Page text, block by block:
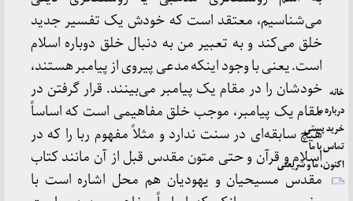
می‌شناسیم، معتقد است که خودش یک تفسیر جدید
خلق می‌کند و به تعبیر من به دنبال خلق دوباره اسلام
است. یعنی با وجود اینکه مدعی پیروی از پیامبر هستند،
خودشان را در مقام یک پیامبر می‌بینند. قرار گرفتن در
مقام یک پیامبر، موجب خلق مفاهیمی است که اساساً
هیچ سابقه‌ای در سنت ندارد و مثلاً مفهوم ربا را که در
اسلام و قرآن و حتی متون مقدس قبل از آن مانند کتاب
مقدس مسیحیان و یهودیان هم محل اشاره است با
خانه
درباره ما
خرید پستی
تماس با ما
اکنون، ما و شریعتی